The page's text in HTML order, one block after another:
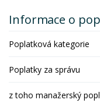
Informace o
Poplatková kategorie
Poplatky za správu
z toho manažerský